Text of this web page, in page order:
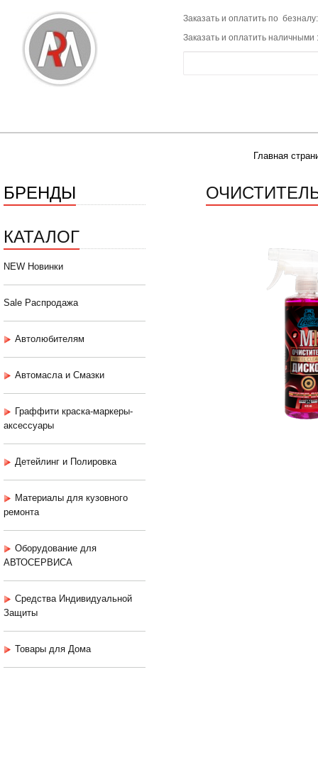
Заказать и оплатить по
Заказать и оплатить наличными
Главная
БРЕНДЫ
КАТАЛОГ
NEW Новинки
Sale Распродажа
Автолюбителям
Автомасла и Смазки
Граффити краска-маркеры-
аксессуары
Детейлинг и Полировка
Материалы для кузовного
ремонта
Оборудование для
АВТОСЕРВИСА
Средства Индивидуальной
Защиты
Товары для Дома